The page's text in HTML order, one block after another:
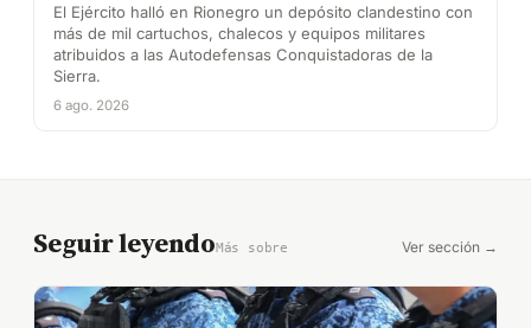
El Ejército halló en Rionegro un depósito clandestino con
más de mil cartuchos, chalecos y equipos militares
atribuidos a las Autodefensas Conquistadoras de la
Sierra.
6 ago. 2026
Seguir leyendoMás sobre Ver sección →